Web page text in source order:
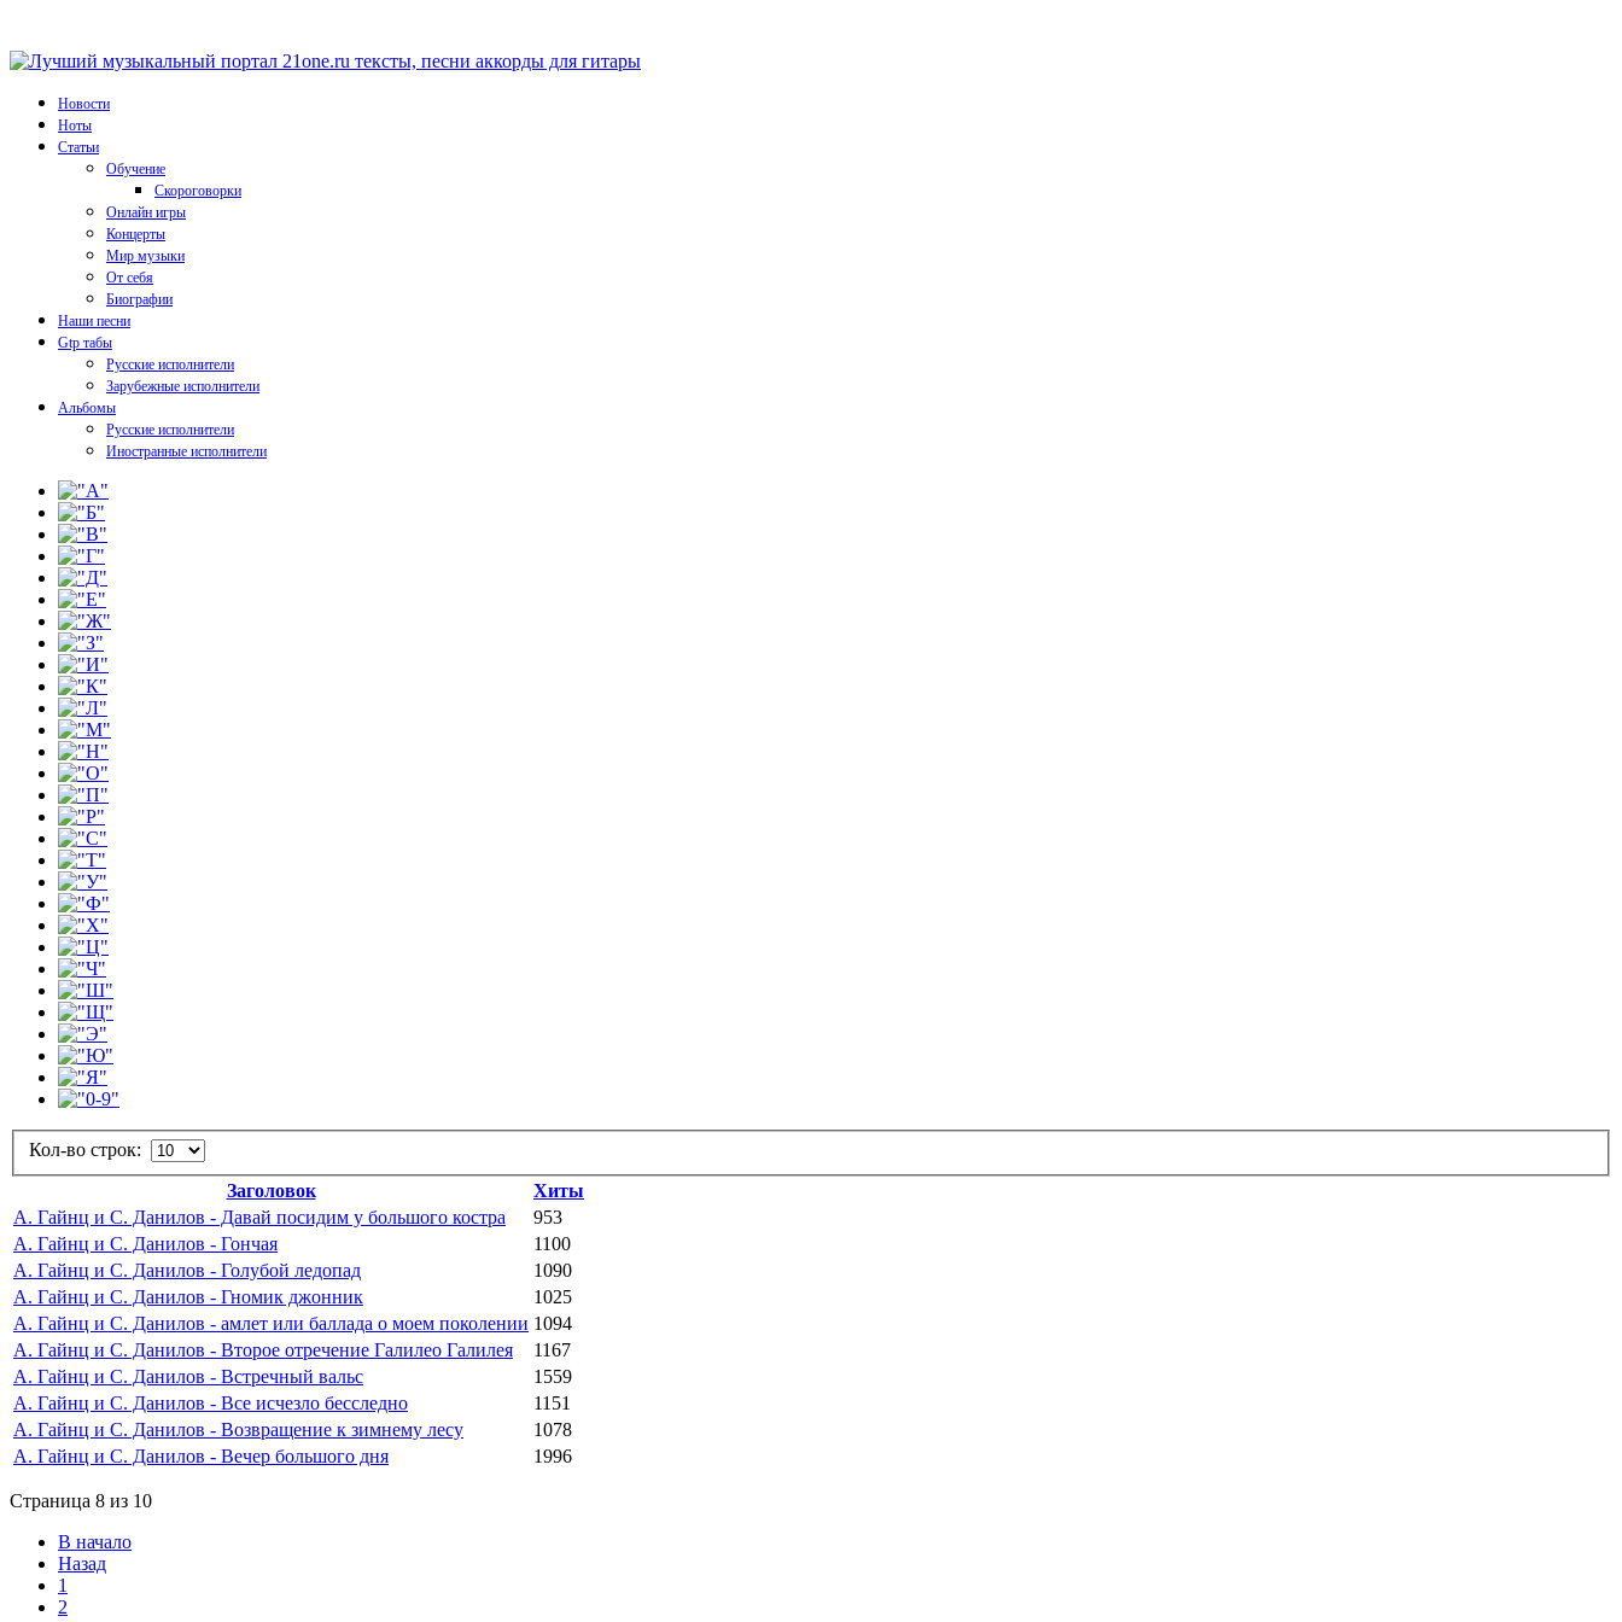
Новости
Ноты
Статьи
Обучение
Скороговорки
Онлайн игры
Концерты
Мир музыки
От себя
Биографии
Наши песни
Gtp табы
Русские исполнители
Зарубежные исполнители
Альбомы
Русские исполнители
Иностранные исполнители
Кол-во строк:
Заголовок
Хиты
А. Гайнц и С. Данилов - Давай посидим у большого костра
953
А. Гайнц и С. Данилов - Гончая
1100
А. Гайнц и С. Данилов - Голубой ледопад
1090
А. Гайнц и С. Данилов - Гномик джонник
1025
А. Гайнц и С. Данилов - амлет или баллада о моем поколении 1094
А. Гайнц и С. Данилов - Второе отречение Галилео Галилея
1167
А. Гайнц и С. Данилов - Встречный вальс
1559
А. Гайнц и С. Данилов - Все исчезло бесследно
1151
А. Гайнц и С. Данилов - Возвращение к зимнему лесу
1078
А. Гайнц и С. Данилов - Вечер большого дня
1996
Страница 8 из 10
В начало
Назад
1
2